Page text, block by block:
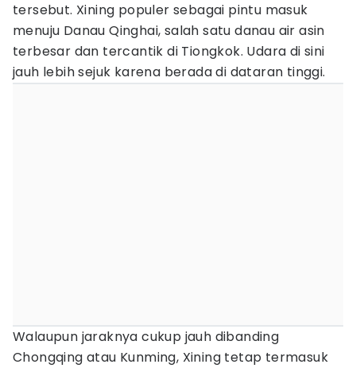
tersebut. Xining populer sebagai pintu masuk
menuju Danau Qinghai, salah satu danau air asin
terbesar dan tercantik di Tiongkok. Udara di sini
jauh lebih sejuk karena berada di dataran tinggi.
Walaupun jaraknya cukup jauh dibanding
Chongqing atau Kunming, Xining tetap termasuk